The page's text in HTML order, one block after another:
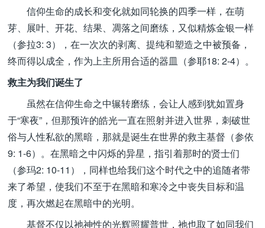
信仰生命的成长和变化就如同轮换的四季一样，在萌
芽、展叶、开花、结果、凋落之间磨练，又似精炼金银一样
（参拉3: 3），在一次次的剥离、提纯和塑造之中被预备，
终而得以成全，作为上主所用合适的器皿（参耶18: 2-4）。
救主为我们诞生了
虽然在信仰生命之中辗转磨练，会让人感到犹如置身
于“寒夜”，但那预许的皓光一直在照射并进入世界，刺破世
俗与人性私欲的黑暗，那就是诞生在世界的救主基督（参依
9: 1-6）。在黑暗之中闪烁的异星，指引着那时的贤士们
（参玛2: 10-11），同样也给我们这个时代之中的追随者带
来了希望，使我们不至于在黑暗和寒冷之中丧失目标和温
度，再次燃起在黑暗中的光明。
基督不仅以祂神性的光辉照耀普世，祂也取了如同我们